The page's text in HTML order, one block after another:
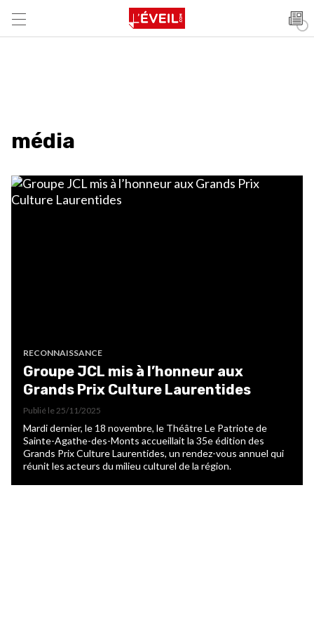
média
RECONNAISSANCE
Groupe JCL mis à l’honneur aux
Grands Prix Culture Laurentides
Publié le25/11/2025
Mardi dernier, le 18 novembre, le Théâtre Le Patriote de
Sainte-Agathe-des-Monts accueillait la 35e édition des
Grands Prix Culture Laurentides, un rendez-vous annuel qui
réunit les acteurs du milieu culturel de la région.